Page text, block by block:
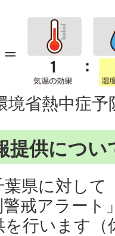
境省熱中症
提供につい
県に対して
戒アラート
行います（